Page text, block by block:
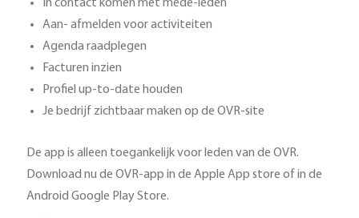
In contact komen met mede-leden
Aan- afmelden voor activiteiten
Agenda raadplegen
Facturen inzien
Profiel up-to-date houden
Je bedrijf zichtbaar maken op de OVR-site
De app is alleen toegankelijk voor leden van de OVR.
Download nu de OVR-app in de Apple App store of in de
Android Google Play Store.